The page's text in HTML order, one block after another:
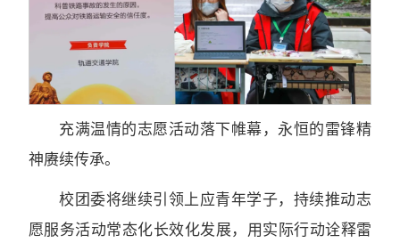
充满温情的志愿活动落下帷幕，永恒的雷锋精
神赓续传承。
校团委将继续引领上应青年学子，持续推动志
愿服务活动常态化长效化发展，用实际行动诠释雷